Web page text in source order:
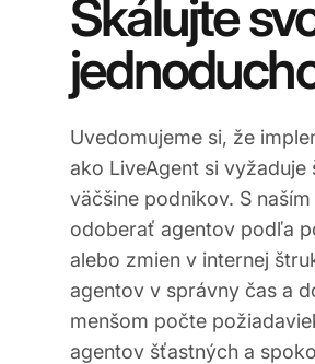
Škálujte
Uvedomujeme si, že
ako LiveAgent si
väčšine podnikov. S
odoberať agentov podľa
alebo zmien v internej
agentov v správny čas a
menšom počte
agentov šťastných a